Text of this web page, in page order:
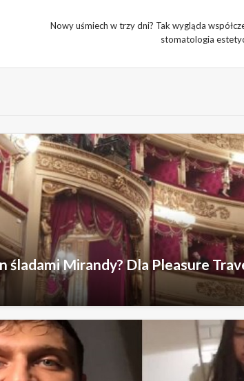
Nowy uśmiech w trzy dni? Tak wygląda
stomatologia
śladami Mirandy? Dla Pleasure